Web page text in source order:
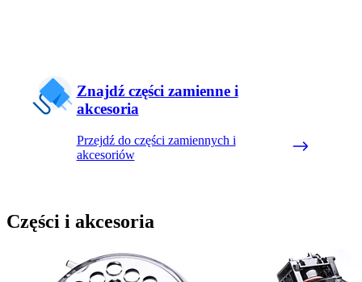
Znajdź części zamienne i
akcesoria
Przejdź do części zamiennych i
akcesoriów
Części i akcesoria